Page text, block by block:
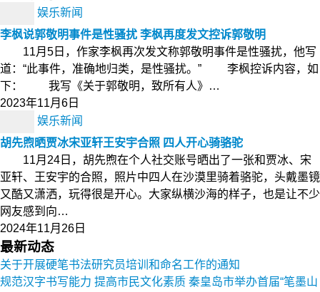
娱乐新闻
李枫说郭敬明事件是性骚扰 李枫再度发文控诉郭敬明
11月5日，作家李枫再次发文称郭敬明事件是性骚扰，他写
道：“此事件，准确地归类，是性骚扰。” 李枫控诉内容，如
下： 我写《关于郭敬明，致所有人》…
2023年11月6日
娱乐新闻
胡先煦晒贾冰宋亚轩王安宇合照 四人开心骑骆驼
11月24日，胡先煦在个人社交账号晒出了一张和贾冰、宋
亚轩、王安宇的合照，照片中四人在沙漠里骑着骆驼，头戴墨镜
又酷又潇洒，玩得很是开心。大家纵横沙海的样子，也是让不少
网友感到向…
2024年11月26日
最新动态
关于开展硬笔书法研究员培训和命名工作的通知
规范汉字书写能力 提高市民文化素质 秦皇岛市举办首届“笔墨山